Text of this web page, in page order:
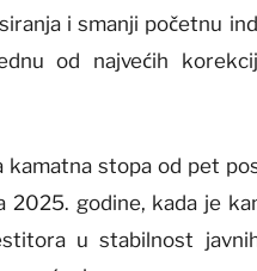
i smanji početnu
od najvećih
kamatna stopa od pet
2025. godine, kada je
u stabilnost